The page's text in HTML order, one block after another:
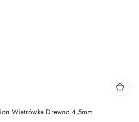
Wiatrówka Drewno 4,5mm